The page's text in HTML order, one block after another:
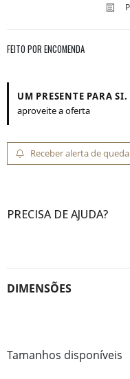
FEITO POR ENCOMENDA
UM PRESENTE PARA SI.
aproveite a oferta
Receber alerta de
PRECISA DE AJUDA?
DIMENSÕES
Tamanhos disponíveis